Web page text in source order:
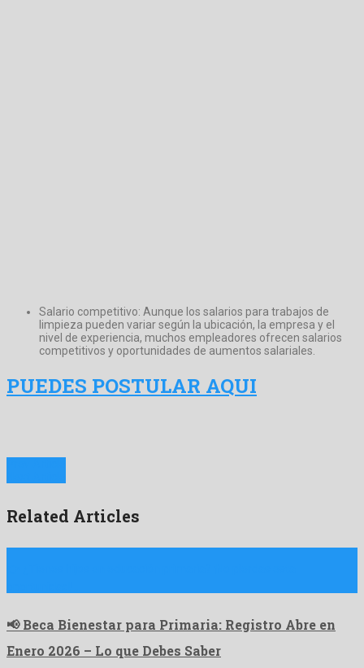
Salario competitivo: Aunque los salarios para trabajos de
limpieza pueden variar según la ubicación, la empresa y el
nivel de experiencia, muchos empleadores ofrecen salarios
competitivos y oportunidades de aumentos salariales.
PUEDES POSTULAR AQUI
Related Articles
📢 Beca Bienestar para Primaria: Registro Abre en
Enero 2026 – Lo que Debes Saber